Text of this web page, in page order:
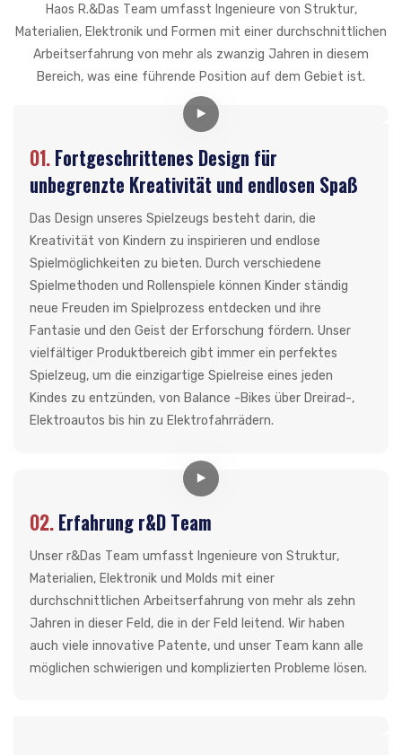
Haos R.&Das Team umfasst Ingenieure von Struktur,
Materialien, Elektronik und Formen mit einer durchschnittlichen
Arbeitserfahrung von mehr als zwanzig Jahren in diesem
Bereich, was eine führende Position auf dem Gebiet ist.
01. Fortgeschrittenes Design für
unbegrenzte Kreativität und endlosen Spaß
Das Design unseres Spielzeugs besteht darin, die
Kreativität von Kindern zu inspirieren und endlose
Spielmöglichkeiten zu bieten. Durch verschiedene
Spielmethoden und Rollenspiele können Kinder ständig
neue Freuden im Spielprozess entdecken und ihre
Fantasie und den Geist der Erforschung fördern. Unser
vielfältiger Produktbereich gibt immer ein perfektes
Spielzeug, um die einzigartige Spielreise eines jeden
Kindes zu entzünden, von Balance -Bikes über Dreirad-,
Elektroautos bis hin zu Elektrofahrrädern.
02. Erfahrung r&D Team
Unser r&Das Team umfasst Ingenieure von Struktur,
Materialien, Elektronik und Molds mit einer
durchschnittlichen Arbeitserfahrung von mehr als zehn
Jahren in dieser Feld, die in der Feld leitend. Wir haben
auch viele innovative Patente, und unser Team kann alle
möglichen schwierigen und komplizierten Probleme lösen.